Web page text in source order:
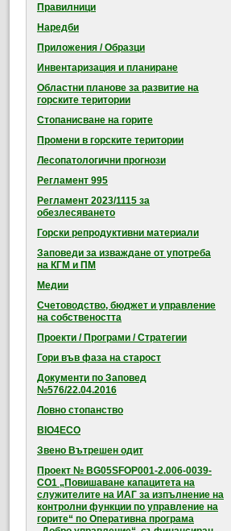
Правилници
Наредби
Приложения / Образци
Инвентаризация и планиране
Областни планове за развитие на
горските територии
Стопанисване на горите
Промени в горските територии
Лесопатологични прогнози
Регламент 995
Регламент 2023/1115 за
обезлесяването
Горски репродуктивни материали
Заповеди за изваждане от употреба
на КГМ и ПМ
Медии
Счетоводство, бюджет и управление
на собствеността
Проекти / Програми / Стратегии
Гори във фаза на старост
Документи по Заповед
№576/22.04.2016
Ловно стопанство
BIO4ECO
Звено Вътрешен одит
Проект № BG05SFOP001-2.006-0039-
CO1 „Повишаване капацитета на
служителите на ИАГ за изпълнение на
контролни функции по управление на
горите“ по Оперативна програма